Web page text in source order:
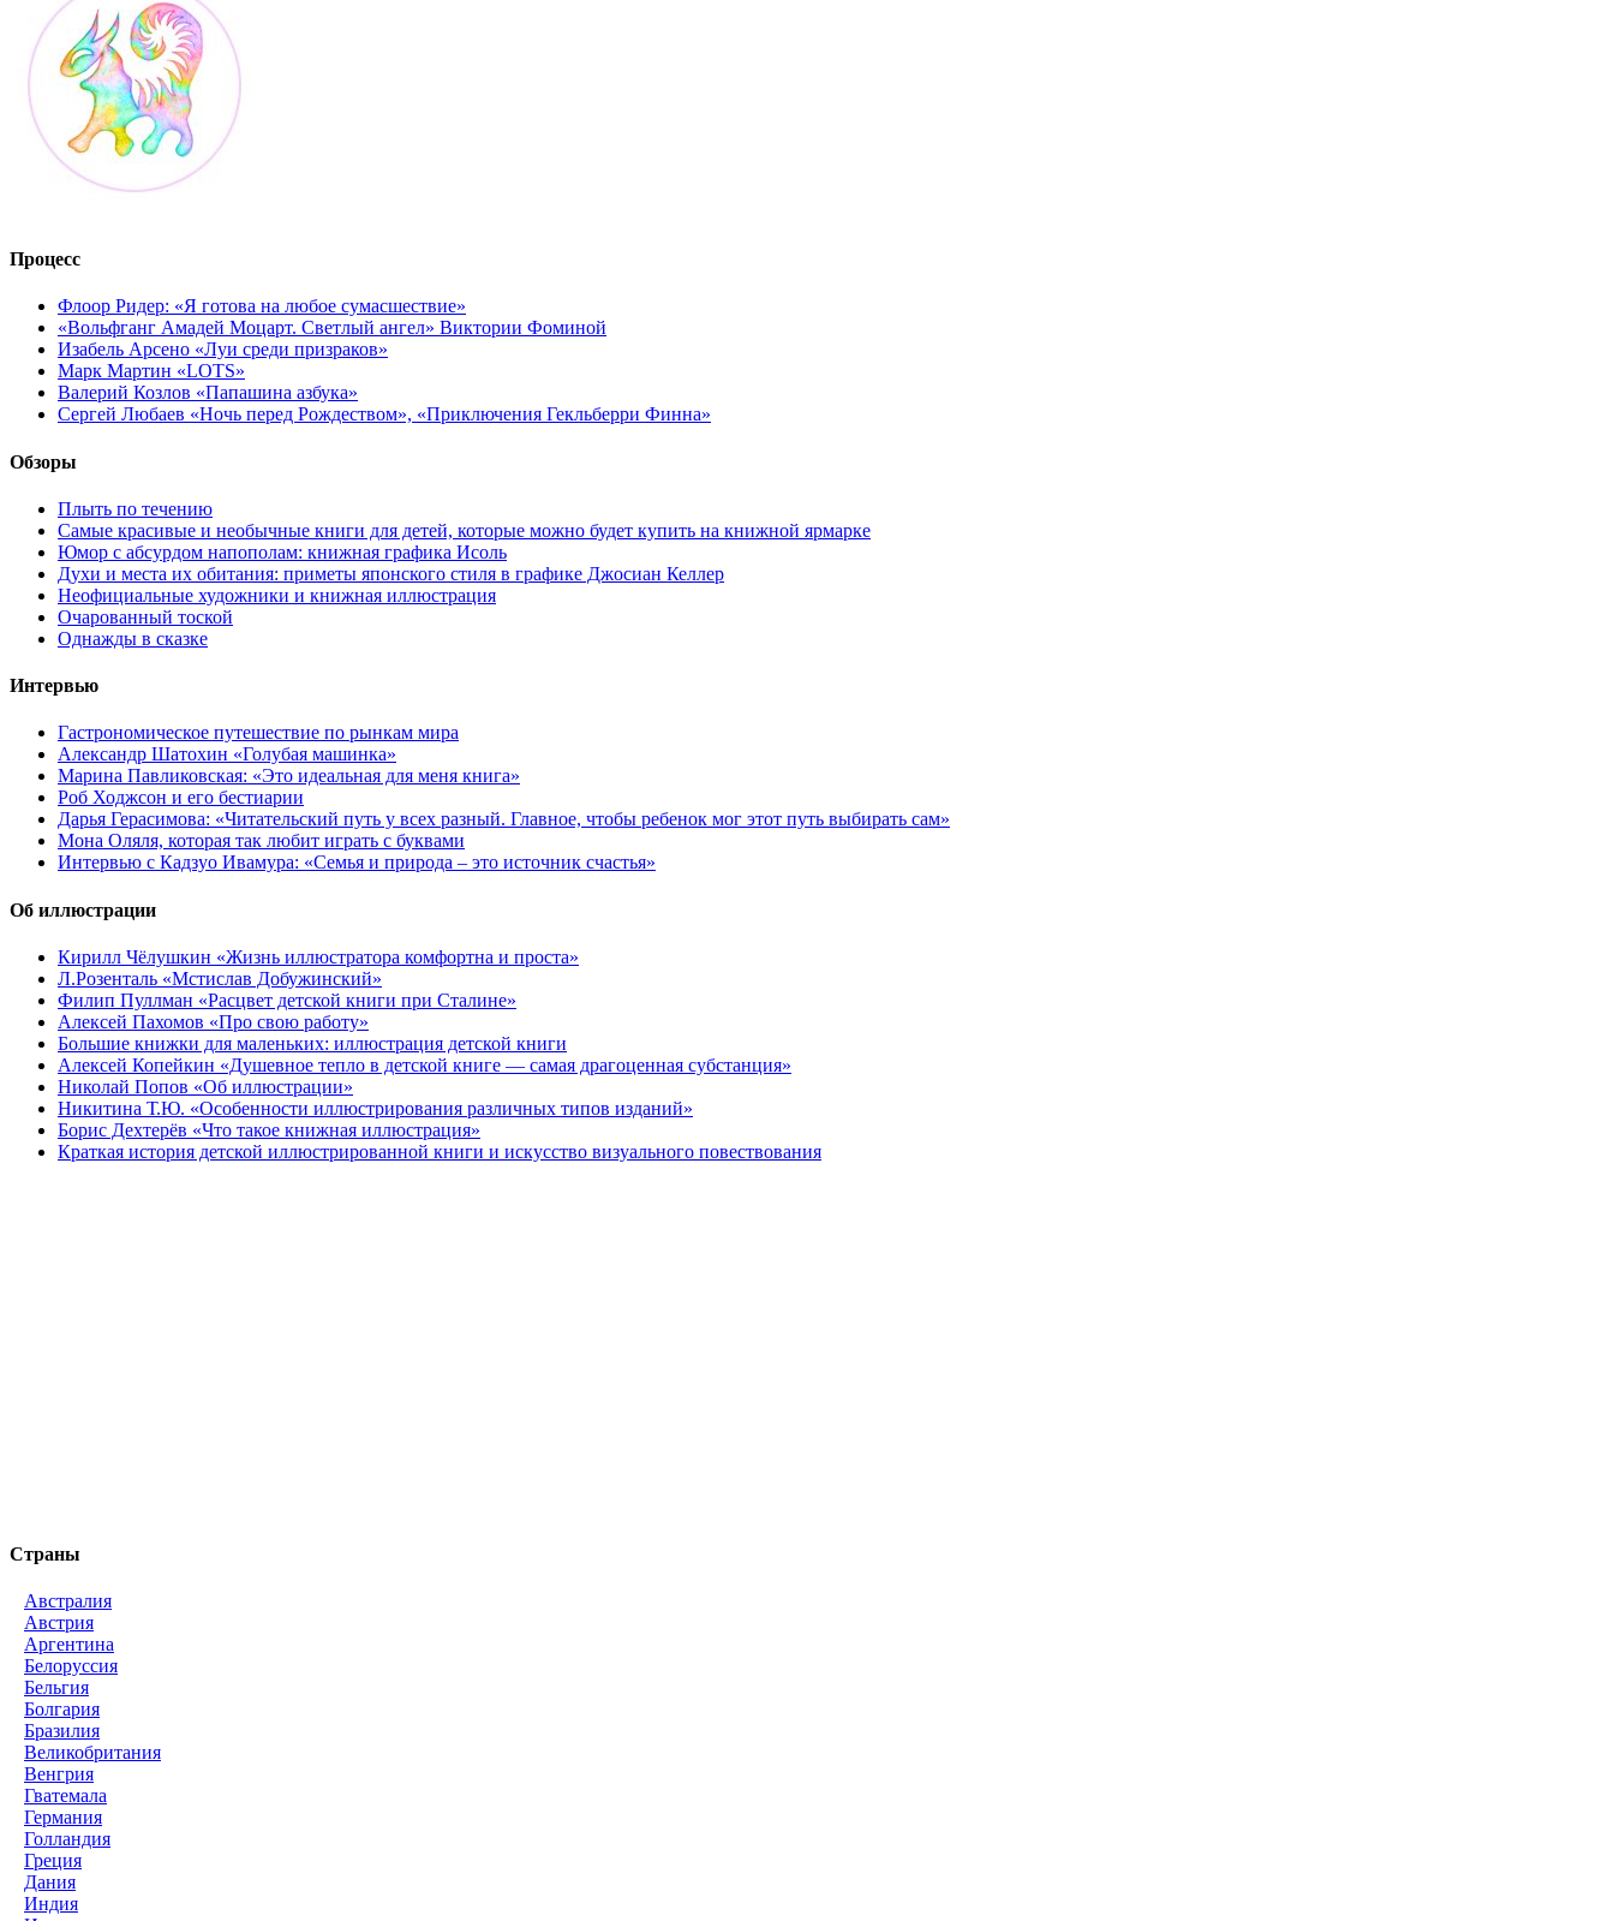
Процесс
Флоор Ридер: «Я готова на любое сумасшествие»
«Вольфганг Амадей Моцарт. Светлый ангел» Виктории Фоминой
Изабель Арсено «Луи среди призраков»
Марк Мартин «LOTS»
Валерий Козлов «Папашина азбука»
Сергей Любаев «Ночь перед Рождеством», «Приключения Гекльберри Финна»
Обзоры
Плыть по течению
Самые красивые и необычные книги для детей, которые можно будет купить на книжной ярмарке
Юмор с абсурдом напополам: книжная графика Исоль
Духи и места их обитания: приметы японского стиля в графике Джосиан Келлер
Неофициальные художники и книжная иллюстрация
Очарованный тоской
Однажды в сказке
Интервью
Гастрономическое путешествие по рынкам мира
Александр Шатохин «Голубая машинка»
Марина Павликовская: «Это идеальная для меня книга»
Роб Ходжсон и его бестиарии
Дарья Герасимова: «Читательский путь у всех разный. Главное, чтобы ребенок мог этот путь выбирать сам»
Мона Оляля, которая так любит играть с буквами
Интервью с Кадзуо Ивамура: «Семья и природа – это источник счастья»
Об иллюстрации
Кирилл Чёлушкин «Жизнь иллюстратора комфортна и проста»
Л.Розенталь «Мстислав Добужинский»
Филип Пуллман «Расцвет детской книги при Сталине»
Алексей Пахомов «Про свою работу»
Большие книжки для маленьких: иллюстрация детской книги
Алексей Копейкин «Душевное тепло в детской книге — самая драгоценная субстанция»
Николай Попов «Об иллюстрации»
Никитина Т.Ю. «Особенности иллюстрирования различных типов изданий»
Борис Дехтерёв «Что такое книжная иллюстрация»
Краткая история детской иллюстрированной книги и искусство визуального повествования
Страны
Австралия
Австрия
Аргентина
Белоруссия
Бельгия
Болгария
Бразилия
Великобритания
Венгрия
Гватемала
Германия
Голландия
Греция
Дания
Индия